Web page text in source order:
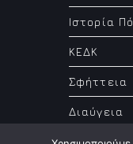
Ιστορία
ΚΕΔΚ
Σφήττεια
Διαύγεια